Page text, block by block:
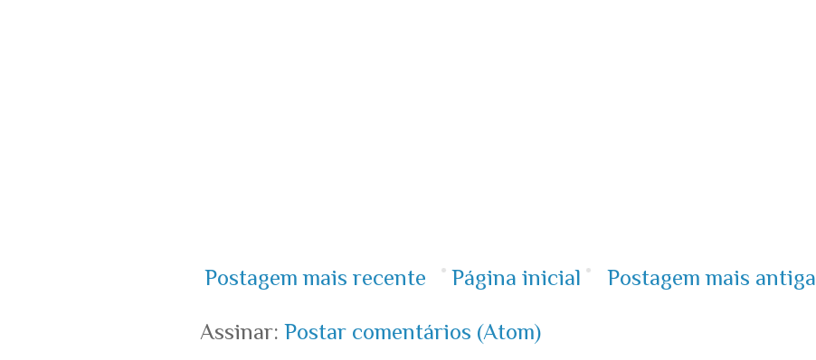
Postagem mais recente Postagem mais antiga
Página inicial
Assinar: Postar comentários (Atom)